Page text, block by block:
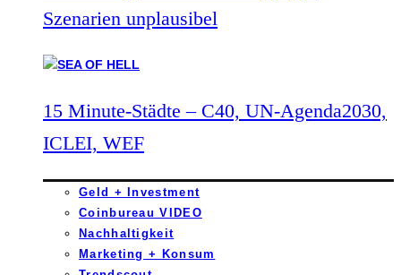
Szenarien unplausibel
15 Minute-Städte – C40, UN-Agenda2030,
ICLEI, WEF
Geld + Investment
Coinbureau VIDEO
Nachhaltigkeit
Marketing + Konsum